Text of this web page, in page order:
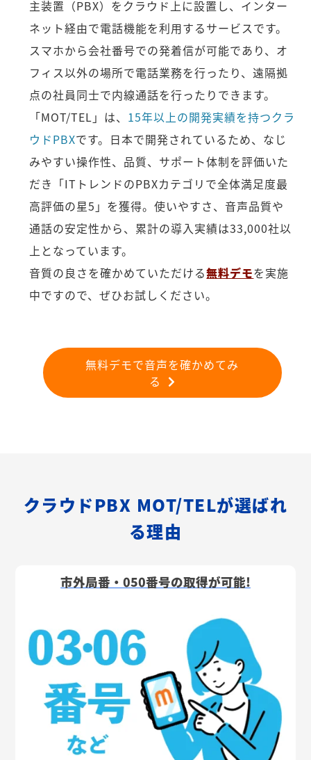
主装置（PBX）をクラウド上に設置し、インター
ネット経由で電話機能を利用するサービスです。
スマホから会社番号での発着信が可能であり、オ
フィス以外の場所で電話業務を行ったり、遠隔拠
点の社員同士で内線通話を行ったりできます。
「MOT/TEL」は、 15年以上の開発実績を持つクラ
ウドPBXです。日本で開発されているため、なじ
みやすい操作性、品質、サポート体制を評価いた
だき「ITトレンドのPBXカテゴリで全体満足度最
高評価の星5」を獲得。使いやすさ、音声品質や
通話の安定性から、累計の導入実績は33,000社以
上となっています。
音質の良さを確かめていただける無料デモを実施
中ですので、ぜひお試しください。
無料デモで音声を確かめてみ
る
クラウドPBX MOT/TELが選ばれ
る理由
市外局番・050番号の取得が可能!